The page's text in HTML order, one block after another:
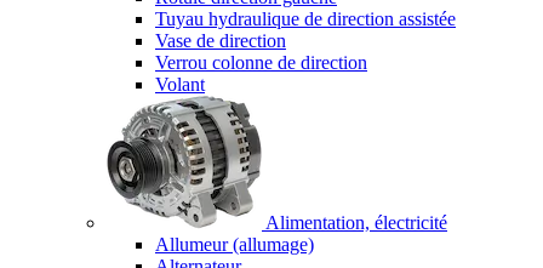
Tuyau hydraulique de direction assistée
Vase de direction
Verrou colonne de direction
Volant
Alimentation, électricité
Allumeur (allumage)